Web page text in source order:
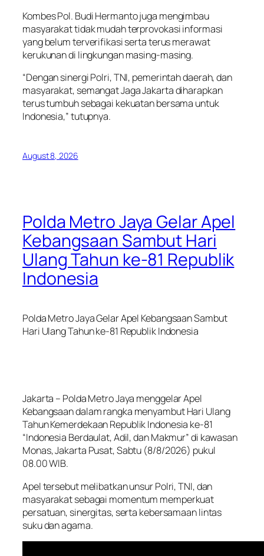
Kombes Pol. Budi Hermanto juga mengimbau
masyarakat tidak mudah terprovokasi informasi
yang belum terverifikasi serta terus merawat
kerukunan di lingkungan masing-masing.
“Dengan sinergi Polri, TNI, pemerintah daerah, dan
masyarakat, semangat Jaga Jakarta diharapkan
terus tumbuh sebagai kekuatan bersama untuk
Indonesia,” tutupnya.
August 8, 2026
Polda Metro Jaya Gelar Apel
Kebangsaan Sambut Hari
Ulang Tahun ke-81 Republik
Indonesia
Polda Metro Jaya Gelar Apel Kebangsaan Sambut
Hari Ulang Tahun ke-81 Republik Indonesia
Jakarta – Polda Metro Jaya menggelar Apel
Kebangsaan dalam rangka menyambut Hari Ulang
Tahun Kemerdekaan Republik Indonesia ke-81
“Indonesia Berdaulat, Adil, dan Makmur” di kawasan
Monas, Jakarta Pusat, Sabtu (8/8/2026) pukul
08.00 WIB.
Apel tersebut melibatkan unsur Polri, TNI, dan
masyarakat sebagai momentum memperkuat
persatuan, sinergitas, serta kebersamaan lintas
suku dan agama.